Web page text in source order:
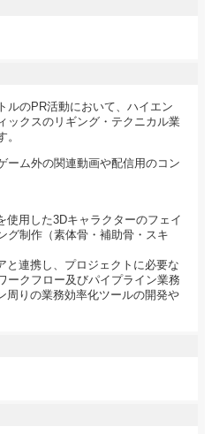
ルのPR活動において、ハイエン
ックスのリギング・テクニカル業
ーム外の関連動画や配信用のコン
使用した3Dキャラクターのフェイ
グ制作（素体骨・補助骨・スキ
と連携し、プロジェクトに必要な
ークフロー及びパイプライン業務
周りの業務効率化ツールの開発や